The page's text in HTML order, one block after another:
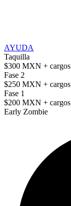
AYUDA
Taquilla
$300 MXN + cargos
Fase 2
$250 MXN + cargos
Fase 1
$200 MXN + cargos
Early Zombie